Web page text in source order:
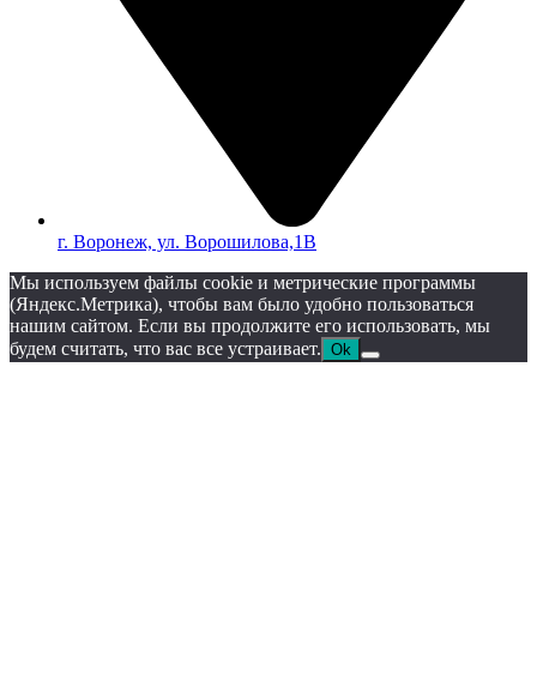
г. Воронеж, ул. Ворошилова,1В
Мы используем файлы cookie и метрические программы
(Яндекс.Метрика), чтобы вам было удобно пользоваться
нашим сайтом. Если вы продолжите его использовать, мы
будем считать, что вас все устраивает. Ok